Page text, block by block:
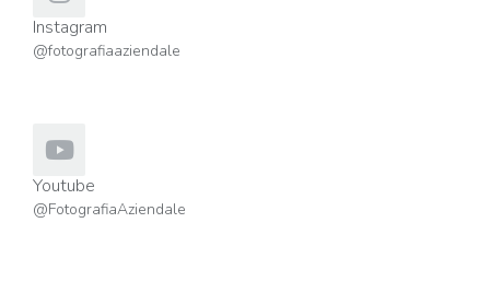
Instagram
@fotografiaaziendale
Youtube
@FotografiaAziendale